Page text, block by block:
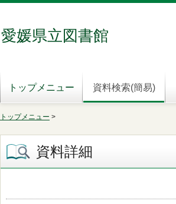
愛媛県立図書館
トップメニュー 資料検索(簡易)
トップメニュー >
資料詳細